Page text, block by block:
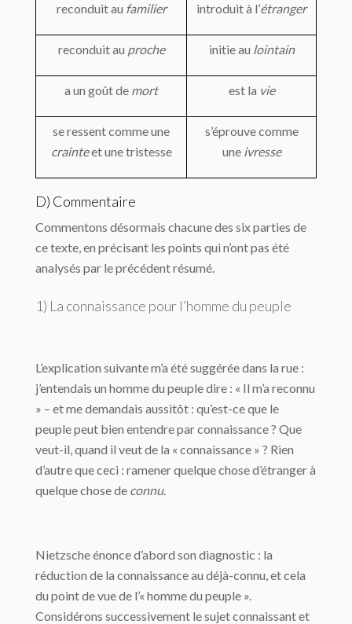
reconduit au familier introduit à l’étranger
reconduit au proche initie au lointain
a un goût de mort est la vie
se ressent comme une
crainteet une tristesse
s’éprouve comme
une ivresse
D) Commentaire
Commentons désormais chacune des six parties de
ce texte, en précisant les points qui n’ont pas été
analysés par le précédent résumé.
1) La connaissance pour l’homme du peuple
L’explication suivante m’a été suggérée dans la rue :
j’entendais un homme du peuple dire : « Il m’a reconnu
» – et me demandais aussitôt : qu’est-ce que le
peuple peut bien entendre par connaissance ? Que
veut-il, quand il veut de la « connaissance » ? Rien
d’autre que ceci : ramener quelque chose d’étranger à
quelque chose de connu.
Nietzsche énonce d’abord son diagnostic : la
réduction de la connaissance au déjà-connu, et cela
du point de vue de l’« homme du peuple ».
Considérons successivement le sujet connaissant et